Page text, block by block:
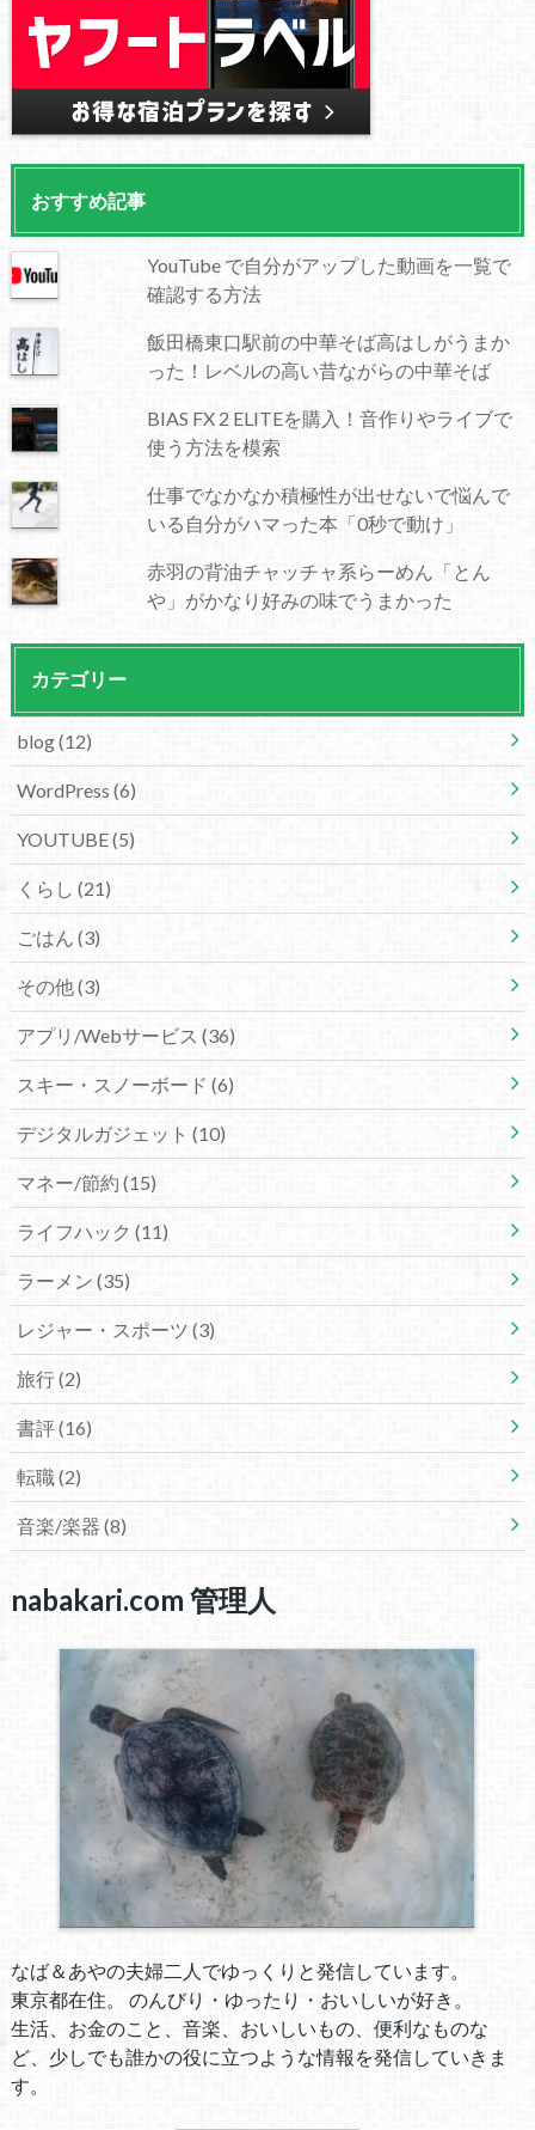
おすすめ記事
YouTube で自分がアップした動画を一覧で
確認する方法
飯田橋東口駅前の中華そば高はしがうまか
った！レベルの高い昔ながらの中華そば
BIAS FX 2 ELITEを購入！音作りやライブで
使う方法を模索
仕事でなかなか積極性が出せないで悩んで
いる自分がハマった本「0秒で動け」
赤羽の背油チャッチャ系らーめん「とん
や」がかなり好みの味でうまかった
カテゴリー
blog(12)
WordPress (6)
YOUTUBE(5)
くらし (21)
ごはん (3)
その他 (3)
アプリ/Webサービス (36)
スキー・スノーボード (6)
デジタルガジェット (10)
マネー/節約 (15)
ライフハック (11)
ラーメン (35)
レジャー・スポーツ (3)
旅行(2)
書評(16)
転職 (2)
音楽/楽器 (8)
nabakari.com 管理人
なば＆あやの夫婦二人でゆっくりと発信しています。
東京都在住。 のんびり・ゆったり・おいしいが好き。
生活、お金のこと、音楽、おいしいもの、便利なものな
ど、少しでも誰かの役に立つような情報を発信していきま
す。